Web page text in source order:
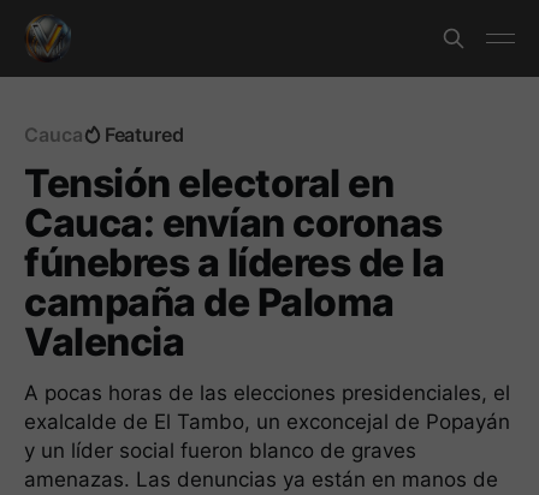
Cauca Featured
Tensión electoral en
Cauca: envían coronas
fúnebres a líderes de la
campaña de Paloma
Valencia
A pocas horas de las elecciones presidenciales, el
exalcalde de El Tambo, un exconcejal de Popayán
y un líder social fueron blanco de graves
amenazas. Las denuncias ya están en manos de